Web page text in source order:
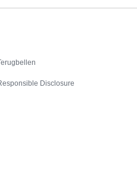
Disclosure